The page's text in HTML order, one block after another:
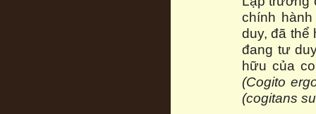
chính
duy, đã thể
đang tư
hữu của
(Cogito
(cogitans